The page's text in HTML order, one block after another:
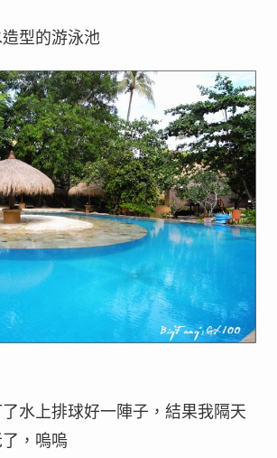
型的游泳池
水上排球好一陣子，結果我隔天
，嗚嗚